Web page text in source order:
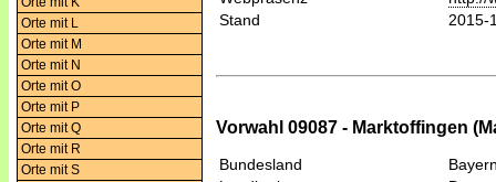
Orte mit L
Orte mit M
Orte mit N
Orte mit O
Orte mit P
Orte mit Q
Orte mit R
Orte mit S
Stand
2015-
Vorwahl 09087 - Marktoffingen
Bundesland